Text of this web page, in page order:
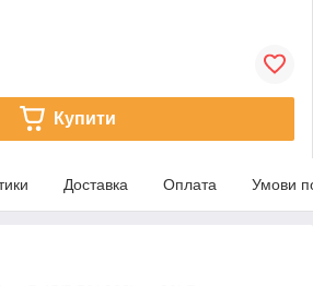
Купити
Доставка Оплата Умови